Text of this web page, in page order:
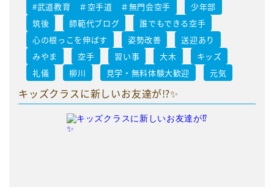
#武道教育 ＃空手道 ＃無門会空手
少年部
筑後
師範代ブログ
誰でもできる空手
心の根っこを伸ばす
姿勢改善
送迎あり
みやま
空手 習い事 大木
キッズ
礼儀
柳川 見学・無料体験大歓迎 元気
キッズクラスに新しいお友達が⁉️✨